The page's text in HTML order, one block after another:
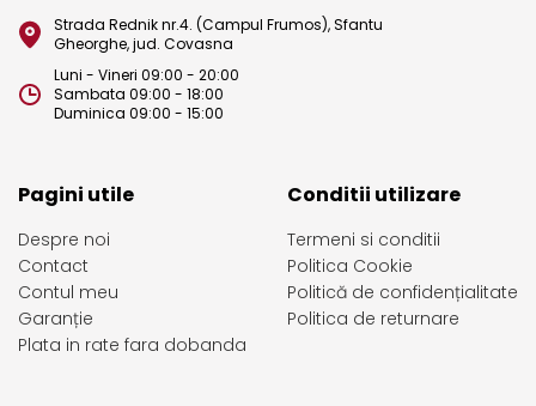
Strada Rednik nr.4. (Campul Frumos), Sfantu
Gheorghe, jud. Covasna
Luni - Vineri 09:00 - 20:00
Sambata 09:00 - 18:00
Duminica 09:00 - 15:00
Pagini utile
Despre noi
Contact
Contul meu
Garanție
Plata in rate fara dobanda
Conditii utilizare
Termeni si conditii
Politica Cookie
Politică de confidențialitate
Politica de returnare